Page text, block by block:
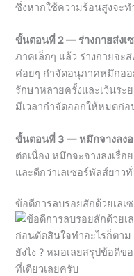
ภาคเล็กๆ แล้ว ร่างกายจะ
รักษาหลายครั้งและเว้นระ
มีเวลากำจัดออกให้หมดก่อ
ขั้นตอนที่ 3 — หมึกจางลง
ต่อเนื่อง หมึกจะจางลงเรื่อ
ข้อดีการลบรอยสักด้วยเลเ
ยังไง ? หมอเลยสรุปข้อดีข
ที่เดียวเลยครับ
✅ เห็นผลตั้งแต่ครั้งแรกไม่
สักจะจางลงให้เห็นได้ชัดเ